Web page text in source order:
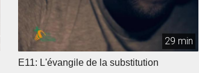
29 min
E11: L'évangile de la substitution